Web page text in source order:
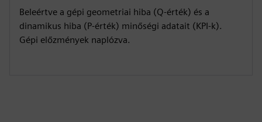
Beleértve a gépi geometriai hiba (Q-érték) és a
dinamikus hiba (P-érték) minőségi adatait (KPI-k).
Gépi előzmények naplózva.